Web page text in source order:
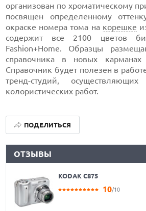
организован по хроматическому
посвящен определенному
окраске номера тома на корешке
содержит все 2100 цветов
Fashion+Home. Образцы
справочника в новых
Справочник будет полезен в
тренд-студий,
колористических работ.
ПОДЕЛИТЬСЯ
ОТЗЫВЫ
KODAK C875
10/10